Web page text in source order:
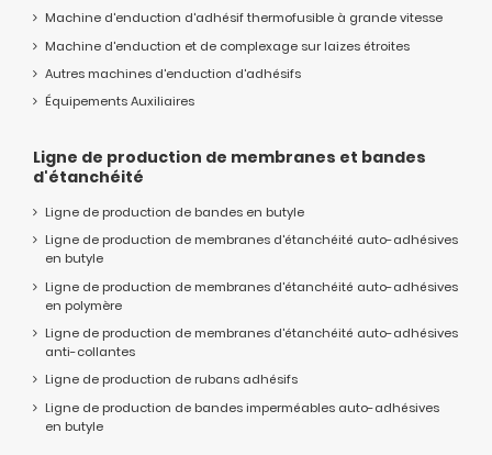
Machine d'enduction d'adhésif thermofusible à grande vitesse
Machine d'enduction et de complexage sur laizes étroites
Autres machines d'enduction d'adhésifs
Équipements Auxiliaires
Ligne de production de membranes et bandes
d'étanchéité
Ligne de production de bandes en butyle
Ligne de production de membranes d'étanchéité auto-adhésives
en butyle
Ligne de production de membranes d'étanchéité auto-adhésives
en polymère
Ligne de production de membranes d'étanchéité auto-adhésives
anti-collantes
Ligne de production de rubans adhésifs
Ligne de production de bandes imperméables auto-adhésives
en butyle